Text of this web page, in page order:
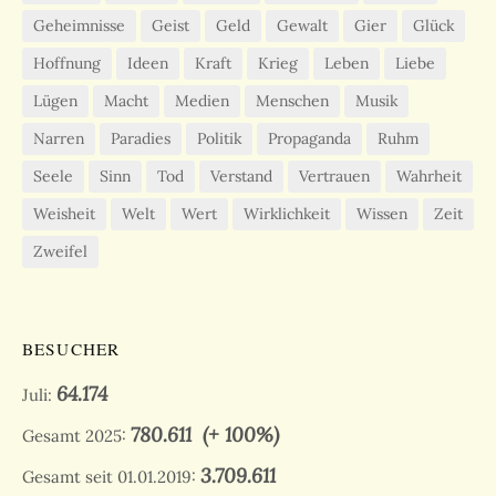
Geheimnisse Geist Geld Gewalt Gier
Glück
Hoffnung
Ideen Kraft Krieg Leben
Liebe
Lügen
Macht Medien Menschen
Musik
Narren
Paradies Politik Propaganda
Ruhm
Seele
Sinn Tod Verstand Vertrauen
Wahrheit
Weisheit
Welt Wert Wirklichkeit Wissen
Zeit
Zweifel
BESUCHER
Juli: 64.174
Gesamt 2025: 780.611(+ 100%)
Gesamt seit 01.01.2019: 3.709.611